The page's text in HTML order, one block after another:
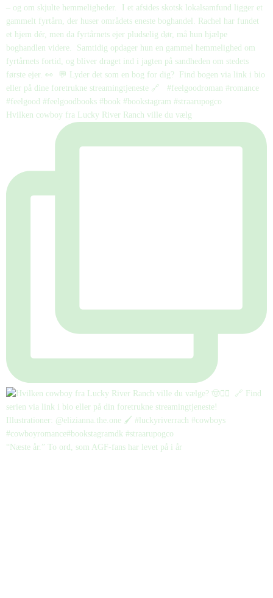
Hvilken cowboy fra Lucky River Ranch ville du vælg
“Næste år.” To ord, som AGF-fans har levet på i år